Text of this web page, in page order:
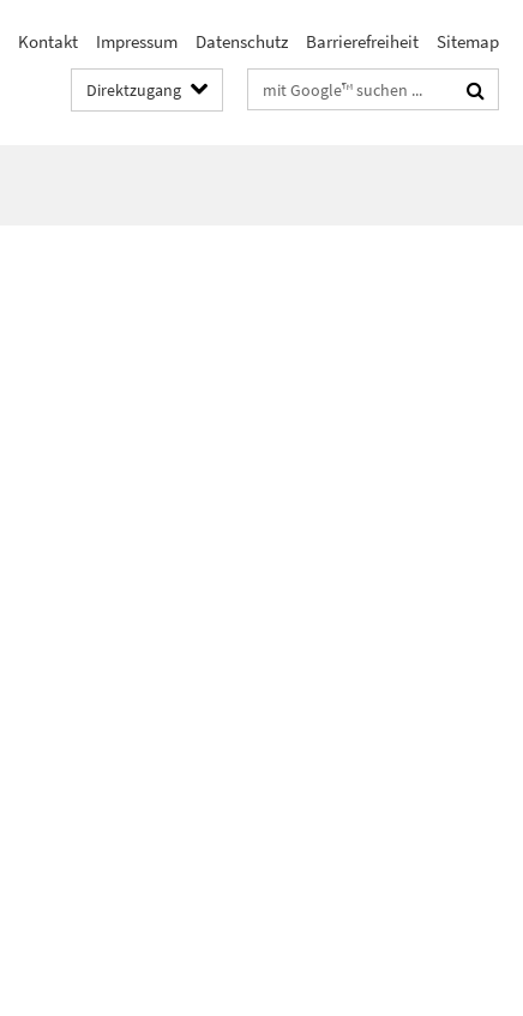
Kontakt Impressum Datenschutz Barrierefreiheit Sitemap
Direktzugang Suchbegriffe